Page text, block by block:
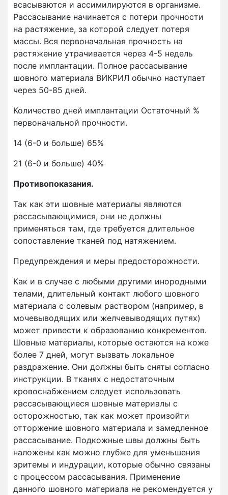
всасываются и ассимилируются в организме.
Рассасывание начинается с потери прочности
на растяжение, за которой следует потеря
массы. Вся первоначальная прочность на
растяжение утрачивается через 4-5 недель
после имплантации. Полное рассасывание
шовного материала ВИКРИЛ обычно наступает
через 50-85 дней.
Количество дней имплантации Остаточный %
первоначальной прочности.
14 (6-0 и больше) 65%
21 (6-0 и больше) 40%
Противопоказания.
Так как эти шовные материалы являются
рассасывающимися, они не должны
применяться там, где требуется длительное
сопоставление тканей под натяжением.
Предупреждения и меры предосторожности.
Как и в случае с любыми другими инородными
телами, длительный контакт любого шовного
материала с солевым раствором (например, в
мочевыводящих или желчевыводящих путях)
может привести к образованию конкрементов.
Шовные материалы, которые остаются на коже
более 7 дней, могут вызвать локальное
раздражение. Они должны быть сняты согласно
инструкции. В тканях с недостаточным
кровоснабжением следует использовать
рассасывающиеся шовные материалы с
осторожностью, так как может произойти
отторжение шовного материала и замедленное
рассасывание. Подкожные швы должны быть
наложены как можно глубже для уменьшения
эритемы и индурации, которые обычно связаны
с процессом рассасывания. Применение
данного шовного материала не рекомендуется у